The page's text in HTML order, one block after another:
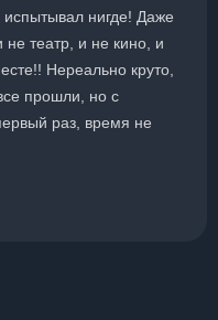
нигде! Даже
театр, и не кино, и
Нереально круто,
прошли, но с
раз, время не